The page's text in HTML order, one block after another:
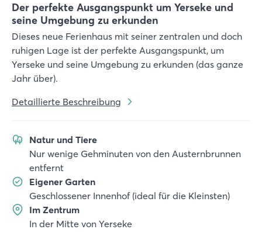
Der perfekte Ausgangspunkt um Yerseke und
seine Umgebung zu erkunden
Dieses neue Ferienhaus mit seiner zentralen und doch
ruhigen Lage ist der perfekte Ausgangspunkt, um
Yerseke und seine Umgebung zu erkunden (das ganze
Jahr über).
Detaillierte Beschreibung
Natur und Tiere
Nur wenige Gehminuten von den Austernbrunnen
entfernt
Eigener Garten
Geschlossener Innenhof (ideal für die Kleinsten)
Im Zentrum
In der Mitte von Yerseke